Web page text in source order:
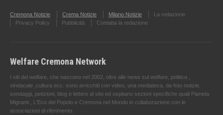
Cremona Notizie Crema Notizie Milano Notizie
La redazione
Privacy Policy
Pubblicità Contatta la redazione
Welfare Cremona Network
I siti del welfare, che nascono nel 2002, oltre alle news sul welfare, politica ,
sindacale ,cultura ecc. sono arricchiti con video, una mediateca, da foto notizie,
sondaggi, petizioni, blog e lettere al sito ed ospitano sezioni specifiche quali Pianeta
Migranti , L'Eco del Popolo e Cremona nel Mondo in collaborazione con le
associazioni di riferimento.